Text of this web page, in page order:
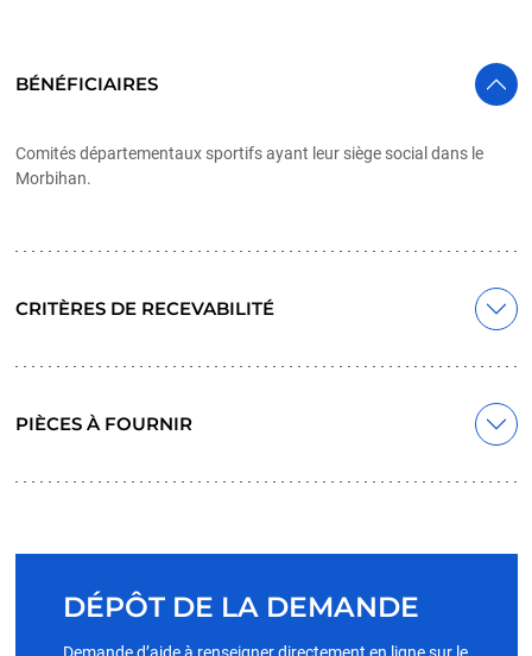
BÉNÉFICIAIRES
Comités départementaux sportifs ayant leur siège social dans le
Morbihan.
CRITÈRES DE RECEVABILITÉ
PIÈCES À FOURNIR
DÉPÔT DE LA DEMANDE